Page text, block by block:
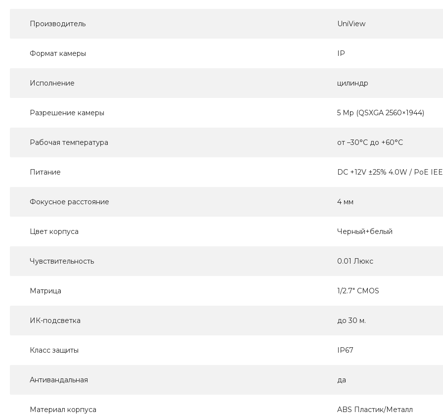
Производитель UniView
Формат камеры IP
Исполнение цилиндр
Разрешение камеры 5 Мр (QSXGA 2560×1944)
Рабочая температура от –30°C до +60°C
Питание DC +12V ±25% 4.0W / PoE
Фокусное расстояние 4 мм
Цвет корпуса Черный+белый
Чувствительность 0.01 Люкс
Матрица 1/2.7" CMOS
ИК-подсветка до 30 м.
Класс защиты IP67
Антивандальная да
Материал корпуса ABS Пластик/Металл